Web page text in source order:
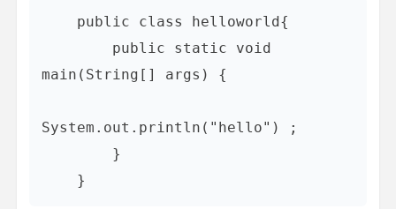
main(String[] args) {
System.out.println("hello") ;